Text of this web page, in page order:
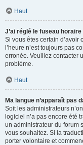
Haut
J’ai réglé le fuseau
Si vous êtes certain d’avoir
l’heure n’est toujours pas
erronée. Veuillez contacter
problème.
Haut
Ma langue n’apparaît pas
Soit les administrateurs
logiciel n’a pas encore été
un administrateur du forum
vous souhaitez. Si la
porter volontaire et